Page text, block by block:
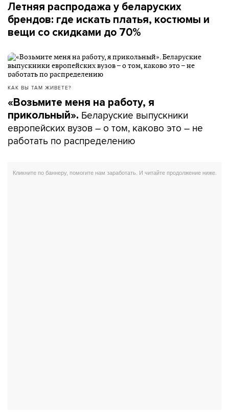
Летняя распродажа у беларуских
брендов: где искать платья, костюмы и
вещи со скидками до 70%
КАК ВЫ ТАМ ЖИВЕТЕ?
«Возьмите меня на работу, я
прикольный». Беларуские выпускники
европейских вузов – о том, каково это – не
работать по распределению